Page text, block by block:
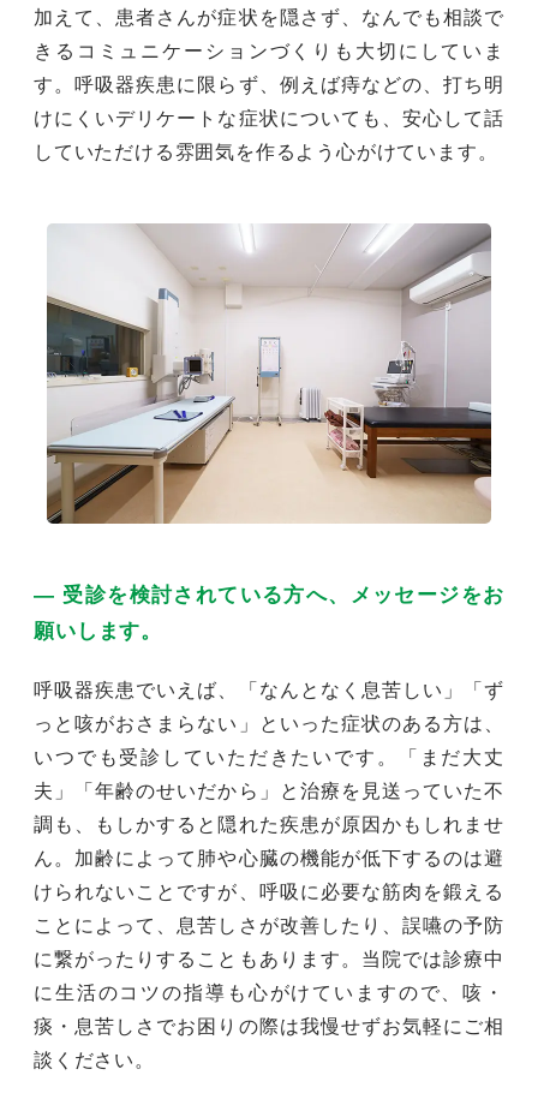
加えて、患者さんが症状を隠さず、なんでも相談で
きるコミュニケーションづくりも大切にしていま
す。呼吸器疾患に限らず、例えば痔などの、打ち明
けにくいデリケートな症状についても、安心して話
していただける雰囲気を作るよう心がけています。
― 受診を検討されている方へ、メッセージをお
願いします。
呼吸器疾患でいえば、「なんとなく息苦しい」「ず
っと咳がおさまらない」といった症状のある方は、
いつでも受診していただきたいです。「まだ大丈
夫」「年齢のせいだから」と治療を見送っていた不
調も、もしかすると隠れた疾患が原因かもしれませ
ん。加齢によって肺や心臓の機能が低下するのは避
けられないことですが、呼吸に必要な筋肉を鍛える
ことによって、息苦しさが改善したり、誤嚥の予防
に繋がったりすることもあります。当院では診療中
に生活のコツの指導も心がけていますので、咳・
痰・息苦しさでお困りの際は我慢せずお気軽にご相
談ください。